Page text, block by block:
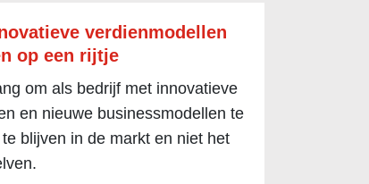
verdienmodellen
op een rijtje
om als bedrijf met innovatieve
en nieuwe businessmodellen te
blijven in de markt en niet het